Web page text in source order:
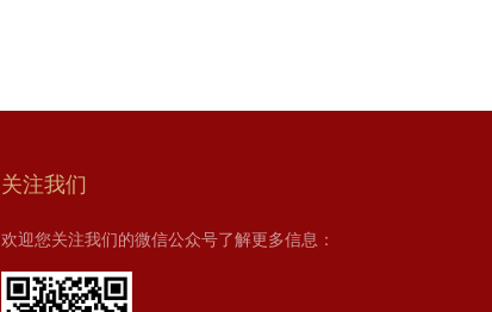
关注我们
欢迎您关注我们的微信公众号了解更多信息：